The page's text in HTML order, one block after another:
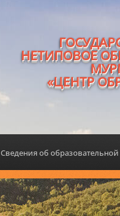
НЕТИПОВОЕ
«ЦЕНТР
Сведения об